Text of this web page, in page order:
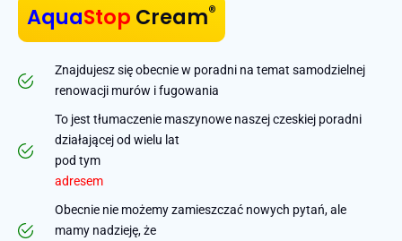
AquaStop Cream®
Znajdujesz się obecnie w poradni na temat samodzielnej
renowacji murów i fugowania
To jest tłumaczenie maszynowe naszej czeskiej poradni
działającej od wielu lat
pod tym
adresem
Obecnie nie możemy zamieszczać nowych pytań, ale
mamy nadzieję, że